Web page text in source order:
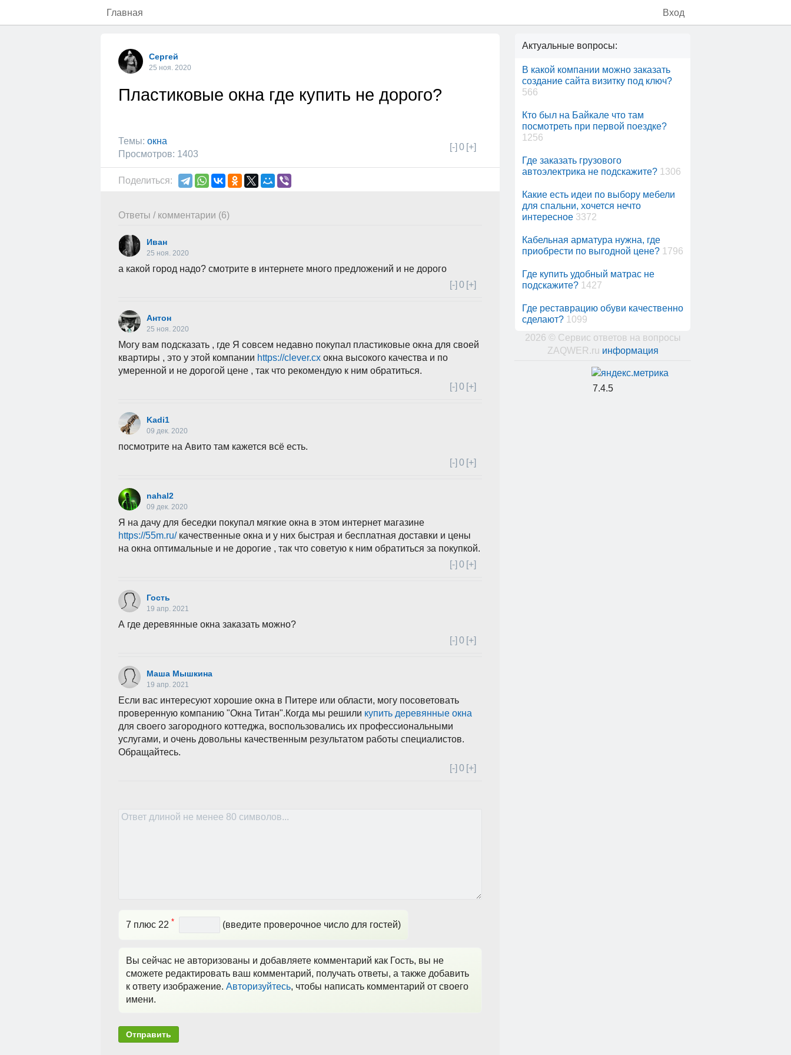
Главная Вход
Сергей
25 ноя. 2020
Пластиковые окна где купить не дорого?
[-] 0 [+]
Темы: окна
Просмотров: 1403
Поделиться:
Ответы / комментарии (6)
Иван
25 ноя. 2020
а какой город надо? смотрите в интернете много предложений и не дорого
[-] 0 [+]
Антон
25 ноя. 2020
Могу вам подсказать , где Я совсем недавно покупал пластиковые окна для своей
квартиры , это у этой компании https://clever.cx окна высокого качества и по
умеренной и не дорогой цене , так что рекомендую к ним обратиться.
[-] 0 [+]
Kadi1
09 дек. 2020
посмотрите на Авито там кажется всё есть.
[-] 0 [+]
nahal2
09 дек. 2020
Я на дачу для беседки покупал мягкие окна в этом интернет магазине
https://55m.ru/качественные окна и у них быстрая и бесплатная доставки и цены
на окна оптимальные и не дорогие , так что советую к ним обратиться за покупкой.
[-] 0 [+]
Гость
19 апр. 2021
А где деревянные окна заказать можно?
[-] 0 [+]
Маша Мышкина
19 апр. 2021
Если вас интересуют хорошие окна в Питере или области, могу посоветовать
проверенную компанию "Окна Титан".Когда мы решили купить деревянные окна
для своего загородного коттеджа, воспользовались их профессиональными
услугами, и очень довольны качественным результатом работы специалистов.
Обращайтесь.
[-] 0 [+]
7 плюс 22 * (введите проверочное число для гостей)
Вы сейчас не авторизованы и добавляете комментарий как Гость, вы не
сможете редактировать ваш комментарий, получать ответы, а также добавить
к ответу изображение. Авторизуйтесь, чтобы написать комментарий от своего
имени.
Отправить
Актуальные вопросы:
В какой компании можно заказать
создание сайта визитку под ключ?
566
Кто был на Байкале что там
посмотреть при первой поездке?
1256
Где заказать грузового
автоэлектрика не подскажите? 1306
Какие есть идеи по выбору мебели
для спальни, хочется нечто
интересное 3372
Кабельная арматура нужна, где
приобрести по выгодной цене? 1796
Где купить удобный матрас не
подскажите? 1427
Где реставрацию обуви качественно
сделают? 1099
2026 © Сервис ответов на вопросы
ZAQWER.ru информация
7.4.5